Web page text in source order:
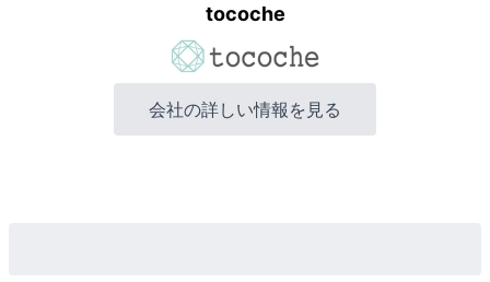
tocoche
会社の詳しい情報を見る